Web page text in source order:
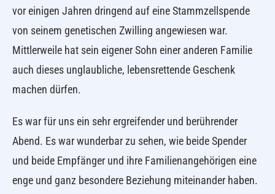
vor einigen Jahren dringend auf eine Stammzellspende
von seinem genetischen Zwilling angewiesen war.
Mittlerweile hat sein eigener Sohn einer anderen Familie
auch dieses unglaubliche, lebensrettende Geschenk
machen dürfen.
Es war für uns ein sehr ergreifender und berührender
Abend. Es war wunderbar zu sehen, wie beide Spender
und beide Empfänger und ihre Familienangehörigen eine
enge und ganz besondere Beziehung miteinander haben.